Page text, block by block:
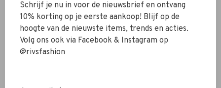
Sieraden
Accessoires
SALE
Schrijf je nu in voor de nieuwsbrief en ontvang
10% korting op je eerste aankoop! Blijf op de
hoogte van de nieuwste items, trends en acties.
Volg ons ook via Facebook & Instagram op
@rivsfashion